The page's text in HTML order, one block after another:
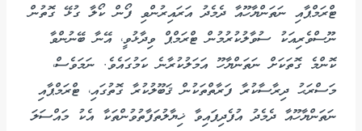
ޓްރަމްޕާއި ނަތަންޔާހޫއާ ދެމެދު އަރައިރުންވި ފޯން ކޯލާ ގުޅޭ ގޮތުން
ނޫސްވެރިއަކު ސުވާލުކުރުމުން ޓްރަމްޕް ވިދާޅުވީ، އޭނާ ބޭނުންވާ
ކޮންމެ ގޮތަކަށް ނަތަންޔާހޫ އަމަލުކުރާނެ ކަމުގައެވެ. ނަމަވެސް،
މަސްރަޙު ދިރާސާކުރާ ފަރާތްތަކުން ޤަބޫލުކުރާ ގޮތުގައި، ޓްރަމްޕާއި
ނަތަންޔާހޫއާ ދެމެދު އުފެދިފައިވާ ޚިޔާލުތަފާތުވުންތަކާ އެކު މައްސަލަ